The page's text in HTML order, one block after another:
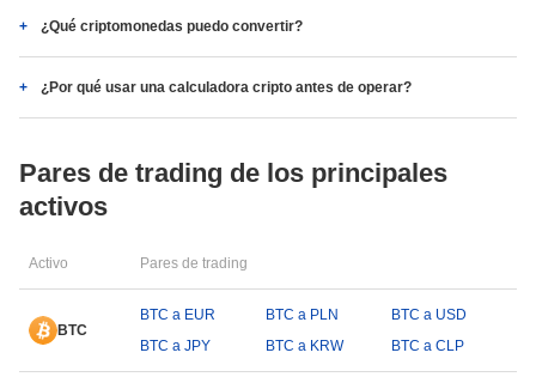
¿Qué criptomonedas puedo convertir?
¿Por qué usar una calculadora cripto antes de operar?
Pares de trading de los principales
activos
Activo Pares de trading
BTC
BTC a EUR BTC a PLN
BTC a USD
BTC a JPY
BTC a KRW BTC a CLP